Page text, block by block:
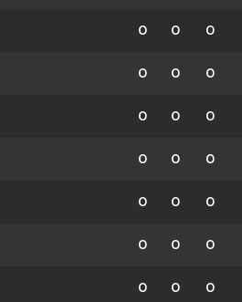
0 0 0
0 0 0
0 0 0
0 0 0
0 0 0
0 0 0
0 0 0